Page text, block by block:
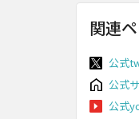
関連
公式
公式
公式